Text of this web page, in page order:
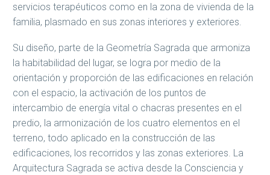
servicios terapéuticos como en la zona de vivienda de la
familia, plasmado en sus zonas interiores y exteriores.
Su diseño, parte de la Geometría Sagrada que armoniza
la habitabilidad del lugar, se logra por medio de la
orientación y proporción de las edificaciones en relación
con el espacio, la activación de los puntos de
intercambio de energía vital o chacras presentes en el
predio, la armonización de los cuatro elementos en el
terreno, todo aplicado en la construcción de las
edificaciones, los recorridos y las zonas exteriores. La
Arquitectura Sagrada se activa desde la Consciencia y